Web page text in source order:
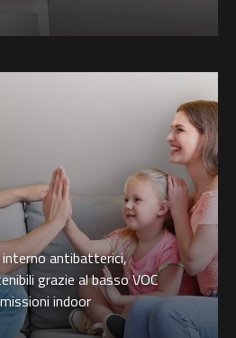
antibatterici,
grazie al basso VOC
indoor